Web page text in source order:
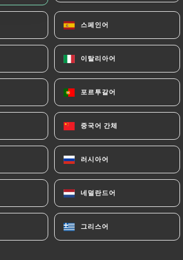
스페인어
이탈리아어
포르투갈어
중국어 간체
러시아어
네덜란드어
그리스어
L'Estanquet
스페인어
이탈리아어
포르투갈어
중국어 간체
러시아어
네덜란드어
그리스어